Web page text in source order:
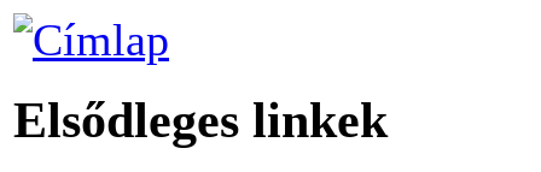
Elsődleges linkek